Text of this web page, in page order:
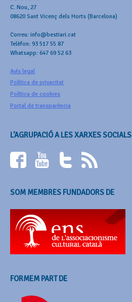
C. Nou, 27
08620 Sant Vicenç dels Horts (Barcelona)
Correu: info@bestiari.cat
Telèfon: 93 517 55 87
Whatsapp: 647 69 52 63
Avís legal
Política de privacitat
Política de cookies
Portal de transparència
L’AGRUPACIÓ A LES XARXES SOCIALS
SOM MEMBRES FUNDADORS DE
FORMEM PART DE